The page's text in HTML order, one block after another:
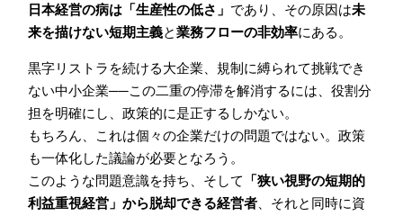
日本経営の病は「生産性の低さ」 であり、その原因は未
来を描けない短期主義と業務フローの非効率にある。
黒字リストラを続ける大企業、規制に縛られて挑戦でき
ない中小企業──この二重の停滞を解消するには、役割分
担を明確にし、政策的に是正するしかない。
もちろん、これは個々の企業だけの問題ではない。政策
も一体化した議論が必要となろう。
このような問題意識を持ち、そして 「狭い視野の短期的
利益重視経営」から脱却できる経営者、それと同時に資